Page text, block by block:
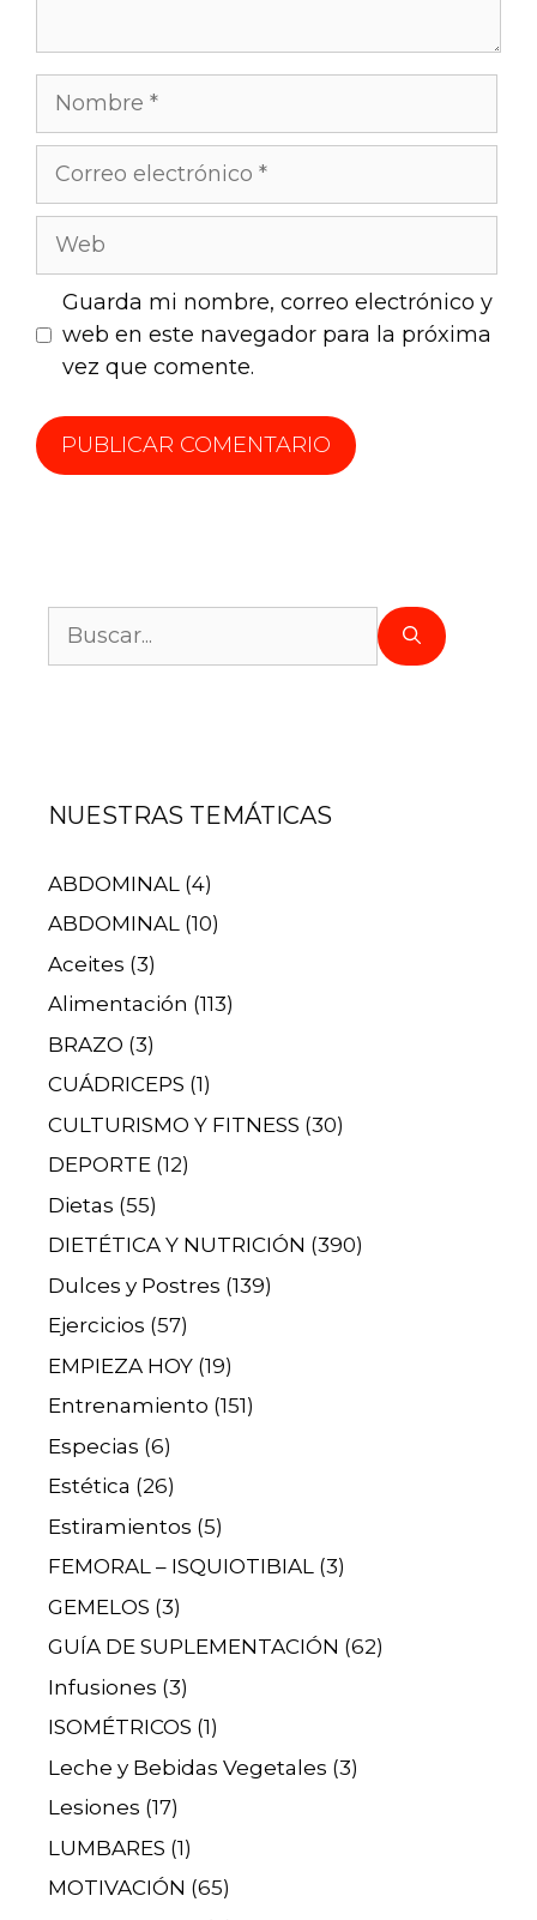
Guarda mi nombre, correo electrónico y
web en este navegador para la próxima
vez que comente.
NUESTRAS TEMÁTICAS
ABDOMINAL (4)
ABDOMINAL (10)
Aceites (3)
Alimentación (113)
BRAZO (3)
CUÁDRICEPS (1)
CULTURISMO Y FITNESS (30)
DEPORTE (12)
Dietas (55)
DIETÉTICA Y NUTRICIÓN (390)
Dulces y Postres (139)
Ejercicios (57)
EMPIEZA HOY (19)
Entrenamiento (151)
Especias (6)
Estética (26)
Estiramientos (5)
FEMORAL – ISQUIOTIBIAL (3)
GEMELOS (3)
GUÍA DE SUPLEMENTACIÓN (62)
Infusiones (3)
ISOMÉTRICOS (1)
Leche y Bebidas Vegetales (3)
Lesiones (17)
LUMBARES (1)
MOTIVACIÓN (65)